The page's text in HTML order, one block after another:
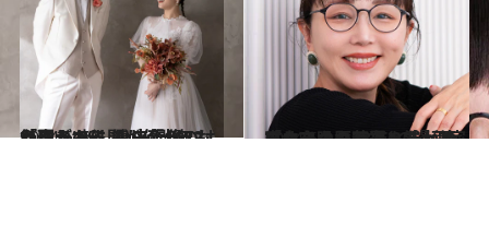
2024.6.29
「二人の人間が何十年も心身ともに 縛り合うのは無理がある？」 『1122』が問う“新しい夫婦像”
カルチャー 2024.6.8
「ヤフオクで買ったヒルに血を吸わせてます」美容オタク歴23年”の漫画家 まんきつの若返り法が凄い…
カルチャー